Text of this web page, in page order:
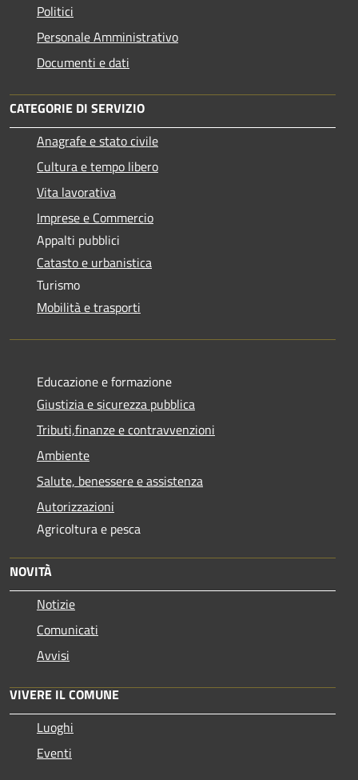
Politici
Personale Amministrativo
Documenti e dati
CATEGORIE DI SERVIZIO
Anagrafe e stato civile
Cultura e tempo libero
Vita lavorativa
Imprese e Commercio
Appalti pubblici
Catasto e urbanistica
Turismo
Mobilità e trasporti
Educazione e formazione
Giustizia e sicurezza pubblica
Tributi,finanze e contravvenzioni
Ambiente
Salute, benessere e assistenza
Autorizzazioni
Agricoltura e pesca
NOVITÀ
Notizie
Comunicati
Avvisi
VIVERE IL COMUNE
Luoghi
Eventi